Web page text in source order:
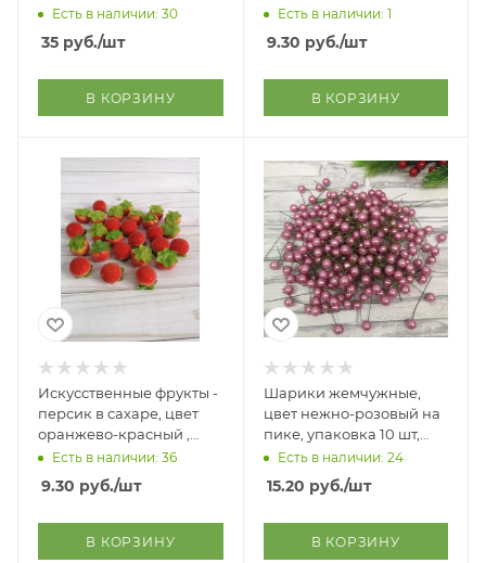
11 мм
Есть в наличии: 30
35 руб./шт
В КОРЗИНУ
2*2 см
Есть в наличии: 1
9.30 руб./шт
В КОРЗИНУ
Искусственные фрукты -
персик в сахаре, цвет
оранжево-красный ,
размер 2*2,5 см
Есть в наличии: 36
9.30 руб./шт
В КОРЗИНУ
Шарики жемчужные,
цвет нежно-розовый на
пике, упаковка 10 шт,
размер шарика 11 мм
Есть в наличии: 24
15.20 руб./шт
В КОРЗИНУ